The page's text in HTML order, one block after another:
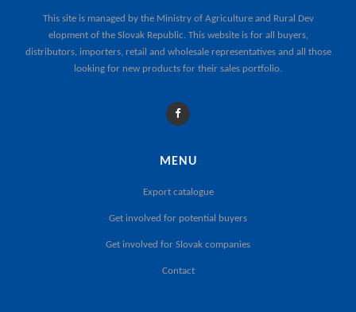
This site is managed by the Ministry of Agriculture and Rural Dev
elopment of the Slovak Republic. This website is for all buyers,
distributors, importers, retail and wholesale representatives and all those
looking for new products for their sales portfolio.
MENU
Export catalogue
Get involved for potential buyers
Get involved for Slovak companies
Contact